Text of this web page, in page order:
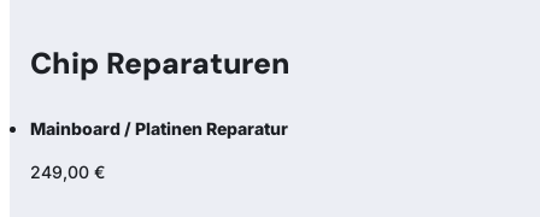
Chip Reparaturen
Mainboard / Platinen Reparatur
249,00 €